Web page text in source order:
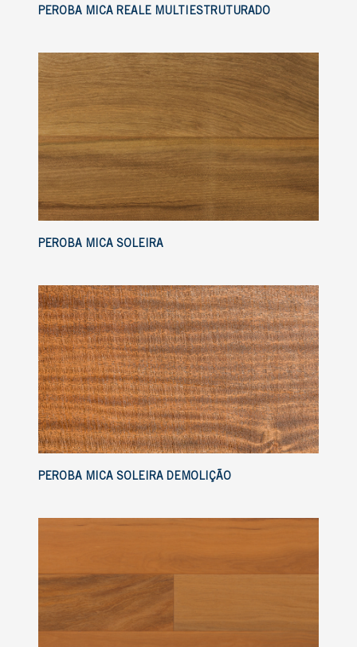
PEROBA MICA REALE MULTIESTRUTURADO
PEROBA MICA SOLEIRA
PEROBA MICA SOLEIRA DEMOLIÇÃO